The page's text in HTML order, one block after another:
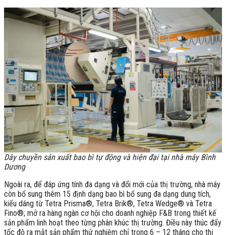
Dây chuyền sản xuất bao bì tự động và hiện đại tại nhà máy Bình
Dương
Ngoài ra, để đáp ứng tính đa dạng và đổi mới của thị trường, nhà máy
còn bổ sung thêm 15 định dạng bao bì bổ sung đa dạng dung tích,
kiểu dáng từ Tetra Prisma®, Tetra Brik®, Tetra Wedge® và Tetra
Fino®; mở ra hàng ngàn cơ hội cho doanh nghiệp F&B trong thiết kế
sản phẩm linh hoạt theo từng phân khúc thị trường. Điều này thúc đẩy
tốc độ ra mắt sản phẩm thử nghiệm chỉ trong 6 – 12 tháng cho thị